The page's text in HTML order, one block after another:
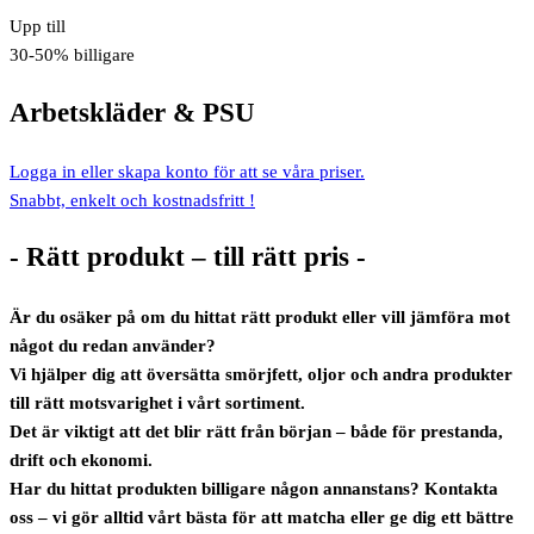
Upp till
30-50% billigare
Arbetskläder & PSU
Logga in eller skapa konto för att se våra priser.
Snabbt, enkelt och kostnadsfritt !
- Rätt produkt – till rätt pris -
Är du osäker på om du hittat rätt produkt eller vill jämföra mot
något du redan använder?
Vi hjälper dig att översätta smörjfett, oljor och andra produkter
till rätt motsvarighet i vårt sortiment.
Det är viktigt att det blir rätt från början – både för prestanda,
drift och ekonomi.
Har du hittat produkten billigare någon annanstans? Kontakta
oss – vi gör alltid vårt bästa för att matcha eller ge dig ett bättre